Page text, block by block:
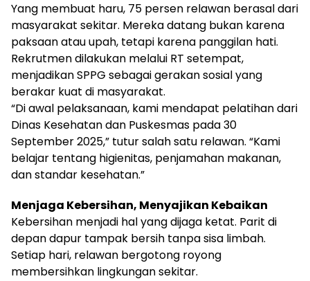
Yang membuat haru, 75 persen relawan berasal dari
masyarakat sekitar. Mereka datang bukan karena
paksaan atau upah, tetapi karena panggilan hati.
Rekrutmen dilakukan melalui RT setempat,
menjadikan SPPG sebagai gerakan sosial yang
berakar kuat di masyarakat.
“Di awal pelaksanaan, kami mendapat pelatihan dari
Dinas Kesehatan dan Puskesmas pada 30
September 2025,” tutur salah satu relawan. “Kami
belajar tentang higienitas, penjamahan makanan,
dan standar kesehatan.”
Menjaga Kebersihan, Menyajikan Kebaikan
Kebersihan menjadi hal yang dijaga ketat. Parit di
depan dapur tampak bersih tanpa sisa limbah.
Setiap hari, relawan bergotong royong
membersihkan lingkungan sekitar.